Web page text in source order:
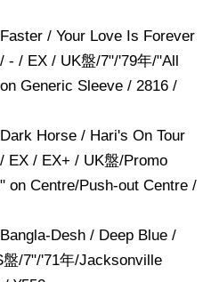
/ Your Love Is Forever
- / EX / UK盤/7"/'79年/"All
Generic Sleeve / 2816 /
Horse / Hari's On Tour
EX / EX+ / UK盤/Promo
on Centre/Push-out Centre /
Desh / Deep Blue /
/7"/'71年/Jacksonville